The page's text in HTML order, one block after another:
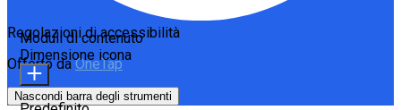
Regolazioni di accessibilità
Offerto daOneTap
Nascondi barra degli strumenti
Moduli di contenuto
Dimensione icona